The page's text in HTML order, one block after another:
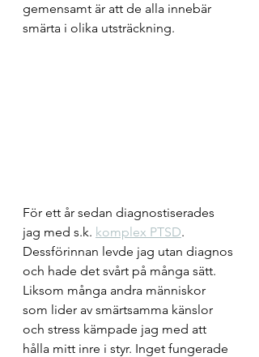
gemensamt är att de alla innebär
smärta i olika utsträckning.
För ett år sedan diagnostiserades
jag med s.k. komplex PTSD.
Dessförinnan levde jag utan diagnos
och hade det svårt på många sätt.
Liksom många andra människor
som lider av smärtsamma känslor
och stress kämpade jag med att
hålla mitt inre i styr. Inget fungerade